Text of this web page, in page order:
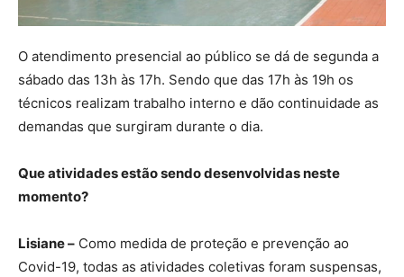
O atendimento presencial ao público se dá de segunda a
sábado das 13h às 17h. Sendo que das 17h às 19h os
técnicos realizam trabalho interno e dão continuidade as
demandas que surgiram durante o dia.
Que atividades estão sendo desenvolvidas neste
momento?
Lisiane – Como medida de proteção e prevenção ao
Covid-19, todas as atividades coletivas foram suspensas,